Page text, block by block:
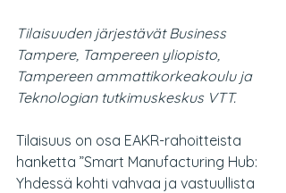
Tilaisuuden järjestävät Business
Tampere, Tampereen yliopisto,
Tampereen ammattikorkeakoulu ja
Teknologian tutkimuskeskus VTT.
Tilaisuus on osa EAKR-rahoitteista
hanketta ”Smart Manufacturing Hub:
Yhdessä kohti vahvaa ja vastuullista